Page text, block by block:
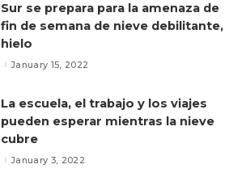
Sur se prepara para la amenaza de
fin de semana de nieve debilitante,
hielo
January 15, 2022
La escuela, el trabajo y los viajes
pueden esperar mientras la nieve
cubre
January 3, 2022